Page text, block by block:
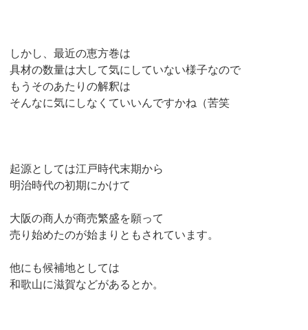
しかし、最近の恵方巻は
具材の数量は大して気にしていない様子なので
もうそのあたりの解釈は
そんなに気にしなくていいんですかね（苦笑
起源としては江戸時代末期から
明治時代の初期にかけて
大阪の商人が商売繁盛を願って
売り始めたのが始まりともされています。
他にも候補地としては
和歌山に滋賀などがあるとか。